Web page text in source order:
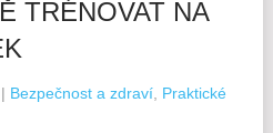
TRÉNOVAT NA
| Bezpečnost a zdraví Praktické